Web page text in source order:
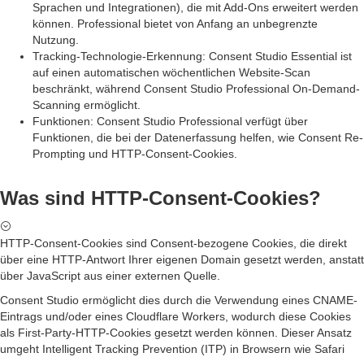
Sprachen und Integrationen), die mit Add-Ons erweitert werden
können. Professional bietet von Anfang an unbegrenzte
Nutzung.
Tracking-Technologie-Erkennung: Consent Studio Essential ist
auf einen automatischen wöchentlichen Website-Scan
beschränkt, während Consent Studio Professional On-Demand-
Scanning ermöglicht.
Funktionen: Consent Studio Professional verfügt über
Funktionen, die bei der Datenerfassung helfen, wie Consent Re-
Prompting und HTTP-Consent-Cookies.
Was sind HTTP-Consent-Cookies?
HTTP-Consent-Cookies sind Consent-bezogene Cookies, die direkt
über eine HTTP-Antwort Ihrer eigenen Domain gesetzt werden, anstatt
über JavaScript aus einer externen Quelle.
Consent Studio ermöglicht dies durch die Verwendung eines CNAME-
Eintrags und/oder eines Cloudflare Workers, wodurch diese Cookies
als First-Party-HTTP-Cookies gesetzt werden können. Dieser Ansatz
umgeht Intelligent Tracking Prevention (ITP) in Browsern wie Safari